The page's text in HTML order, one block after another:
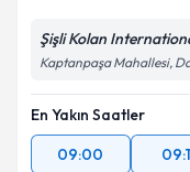
Şişli Kolan
Kaptanpaşa Mahallesi,
En Yakın Saatler
09:00